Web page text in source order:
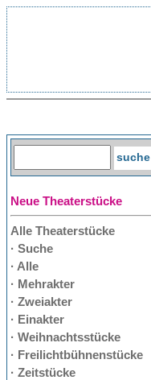
Neue Theaterstücke
Alle Theaterstücke
· Suche
· Alle
· Mehrakter
· Zweiakter
· Einakter
· Weihnachtsstücke
· Freilichtbühnenstücke
· Zeitstücke